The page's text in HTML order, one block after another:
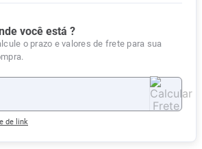
você está ?
o prazo e valores de frete para sua